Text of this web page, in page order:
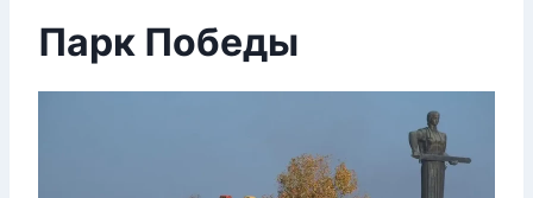
Парк Победы